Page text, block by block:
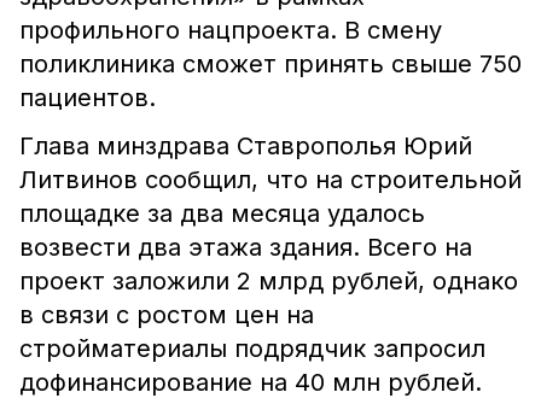
профильного нацпроекта. В смену
поликлиника сможет принять свыше 750
пациентов.
Глава минздрава Ставрополья Юрий
Литвинов сообщил, что на строительной
площадке за два месяца удалось
возвести два этажа здания. Всего на
проект заложили 2 млрд рублей, однако
в связи с ростом цен на
стройматериалы подрядчик запросил
дофинансирование на 40 млн рублей.